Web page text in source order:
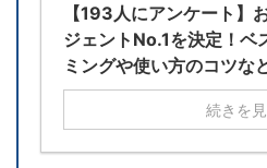
【193人にアンケート】
ジェントNo.1を決定！ベ
ミングや使い方のコツな
続きを